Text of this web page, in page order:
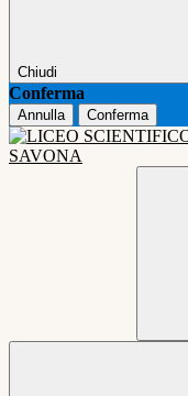
Chiudi
Conferma
Annulla Conferma